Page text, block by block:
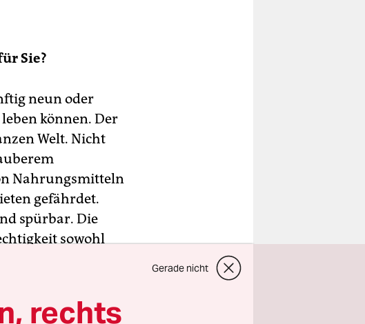
Sie?
neun oder
können. Der
Welt. Nicht
Nahrungsmitteln
gefährdet.
spürbar. Die
sowohl
werden.
gerecht
Gerade nicht
rechts